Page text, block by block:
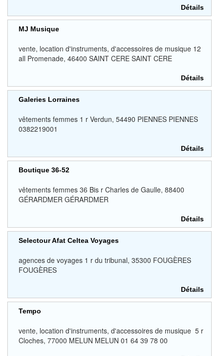
Détails
MJ Musique
vente, location d'instruments, d'accessoires de musique 12
all Promenade, 46400 SAINT CERE SAINT CERE
Détails
Galeries Lorraines
vêtements femmes 1 r Verdun, 54490 PIENNES PIENNES
0382219001
Détails
Boutique 36-52
vêtements femmes 36 Bis r Charles de Gaulle, 88400
GÉRARDMER GÉRARDMER
Détails
Selectour Afat Celtea Voyages
agences de voyages 1 r du tribunal, 35300 FOUGÈRES
FOUGÈRES
Détails
Tempo
vente, location d'instruments, d'accessoires de musique 5 r
Cloches, 77000 MELUN MELUN 01 64 39 78 00